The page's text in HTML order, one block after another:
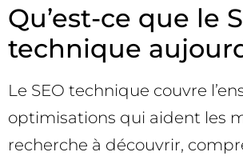
Qu’est-ce que le
technique
Le SEO technique couvre
optimisations qui aident les
recherche à découvrir,